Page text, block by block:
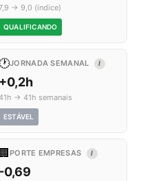
→ 9,0 (índice)
QUALIFICANDO
🕐JORNADA SEMANAL I
+0,2h
→ 41h semanais
ESTÁVEL
🏢 PORTE EMPRESAS I
-0,69